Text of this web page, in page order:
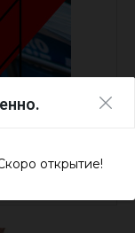
открытие!